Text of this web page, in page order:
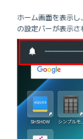
ホーム画面を表示
の設定バーが表示さ